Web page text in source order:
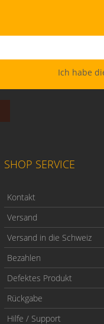
Ich habe
SHOP SERVICE
Kontakt
Versand
Versand in die Schweiz
Bezahlen
Defektes Produkt
Rückgabe
Hilfe / Support